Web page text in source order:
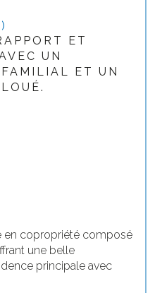
ET
UN
ET UN
en copropriété composé
une belle
principale avec